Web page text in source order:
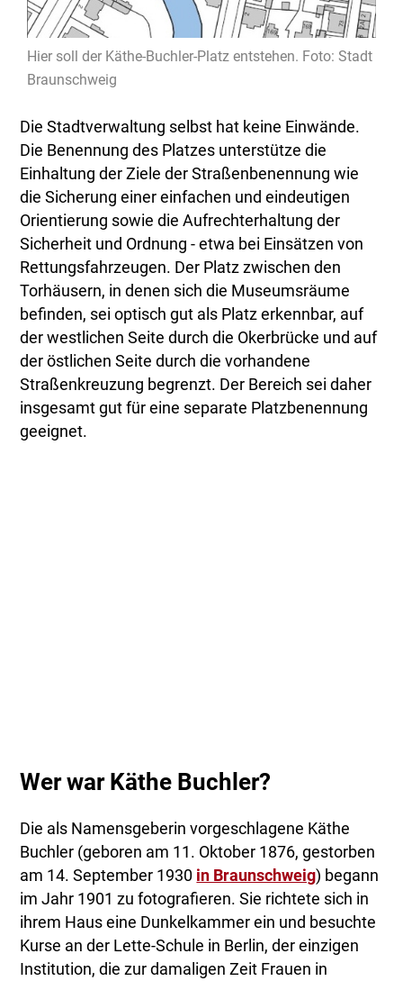
Hier soll der Käthe-Buchler-Platz entstehen. Foto: Stadt
Braunschweig
Die Stadtverwaltung selbst hat keine Einwände.
Die Benennung des Platzes unterstütze die
Einhaltung der Ziele der Straßenbenennung wie
die Sicherung einer einfachen und eindeutigen
Orientierung sowie die Aufrechterhaltung der
Sicherheit und Ordnung - etwa bei Einsätzen von
Rettungsfahrzeugen. Der Platz zwischen den
Torhäusern, in denen sich die Museumsräume
befinden, sei optisch gut als Platz erkennbar, auf
der westlichen Seite durch die Okerbrücke und auf
der östlichen Seite durch die vorhandene
Straßenkreuzung begrenzt. Der Bereich sei daher
insgesamt gut für eine separate Platzbenennung
geeignet.
Wer war Käthe Buchler?
Die als Namensgeberin vorgeschlagene Käthe
Buchler (geboren am 11. Oktober 1876, gestorben
am 14. September 1930 in Braunschweig) begann
im Jahr 1901 zu fotografieren. Sie richtete sich in
ihrem Haus eine Dunkelkammer ein und besuchte
Kurse an der Lette-Schule in Berlin, der einzigen
Institution, die zur damaligen Zeit Frauen in